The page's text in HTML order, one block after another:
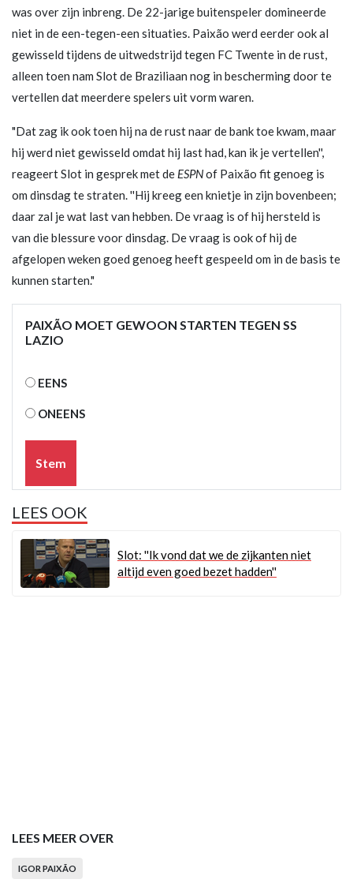
was over zijn inbreng. De 22-jarige buitenspeler domineerde
niet in de een-tegen-een situaties. Paixão werd eerder ook al
gewisseld tijdens de uitwedstrijd tegen FC Twente in de rust,
alleen toen nam Slot de Braziliaan nog in bescherming door te
vertellen dat meerdere spelers uit vorm waren.
"Dat zag ik ook toen hij na de rust naar de bank toe kwam, maar
hij werd niet gewisseld omdat hij last had, kan ik je vertellen'',
reageert Slot in gesprek met de ESPNof Paixão fit genoeg is
om dinsdag te straten. ''Hij kreeg een knietje in zijn bovenbeen;
daar zal je wat last van hebben. De vraag is of hij hersteld is
van die blessure voor dinsdag. De vraag is ook of hij de
afgelopen weken goed genoeg heeft gespeeld om in de basis te
kunnen starten."
PAIXÃO MOET GEWOON STARTEN TEGEN SS
LAZIO
EENS
ONEENS
Stem
LEES OOK
Slot: ''Ik vond dat we de zijkanten niet
altijd even goed bezet hadden''
LEES MEER OVER
IGOR PAIXÃO